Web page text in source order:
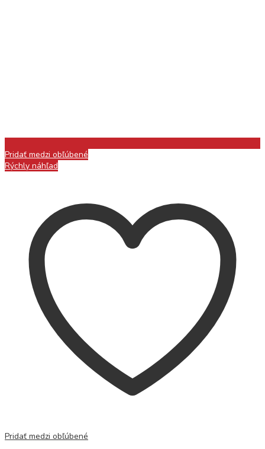
Pridať medzi obľúbené
Rýchly náhľad
Pridať medzi obľúbené